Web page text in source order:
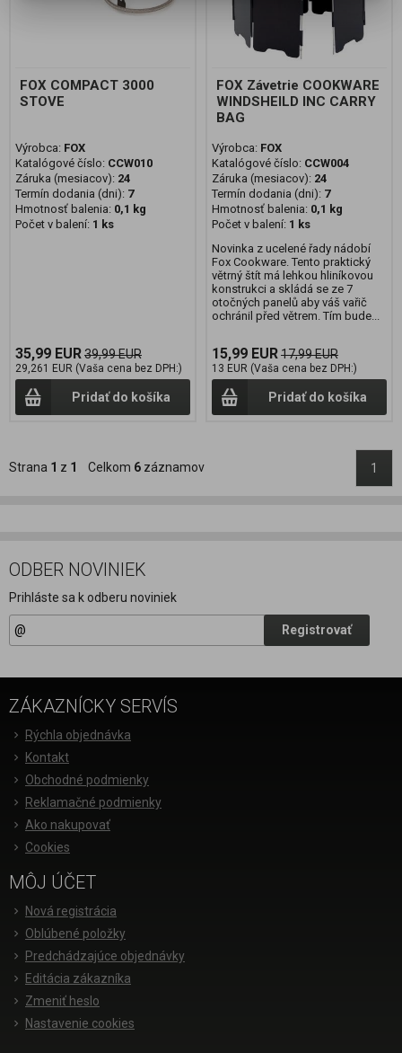
FOX COMPACT 3000
STOVE
Výrobca: FOX
Katalógové číslo: CCW010
Záruka (mesiacov): 24
Termín dodania (dni): 7
Hmotnosť balenia: 0,1 kg
Počet v balení: 1 ks
35,99 EUR39,99 EUR
29,261 EUR (Vaša cena bez DPH:)
Pridať do košíka
FOX Závetrie COOKWARE
WINDSHEILD INC CARRY
BAG
Výrobca: FOX
Katalógové číslo: CCW004
Záruka (mesiacov): 24
Termín dodania (dni): 7
Hmotnosť balenia: 0,1 kg
Počet v balení: 1 ks
Novinka z ucelené řady nádobí
Fox Cookware. Tento praktický
větrný štít má lehkou hliníkovou
konstrukci a skládá se ze 7
otočných panelů aby váš vařič
ochránil před větrem. Tím bude...
15,99 EUR17,99 EUR
13 EUR (Vaša cena bez DPH:)
Pridať do košíka
Strana 1 z 1 Celkom 6 záznamov 1
ODBER NOVINIEK
Prihláste sa k odberu noviniek
Registrovať
ZÁKAZNÍCKY SERVÍS
Rýchla objednávka
Kontakt
Obchodné podmienky
Reklamačné podmienky
Ako nakupovať
Cookies
MÔJ ÚČET
Nová registrácia
Oblúbené položky
Predchádzajúce objednávky
Editácia zákazníka
Zmeniť heslo
Nastavenie cookies